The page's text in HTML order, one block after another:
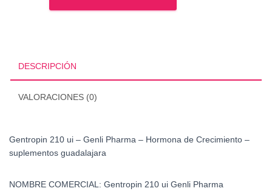
Crecimiento
DESCRIPCIÓN
VALORACIONES (0)
Gentropin 210 ui – Genli Pharma – Hormona de Crecimiento –
suplementos guadalajara
NOMBRE COMERCIAL: Gentropin 210 ui Genli Pharma